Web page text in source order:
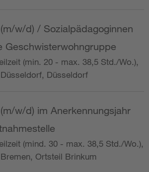
w/d) / Sozialpädagoginnen
Geschwisterwohngruppe
(min. 20 - max. 38,5 Std./Wo.),
Düsseldorf
w/d) im Anerkennungsjahr
(mind. 30 - max. 38,5 Std./Wo.),
Ortsteil Brinkum